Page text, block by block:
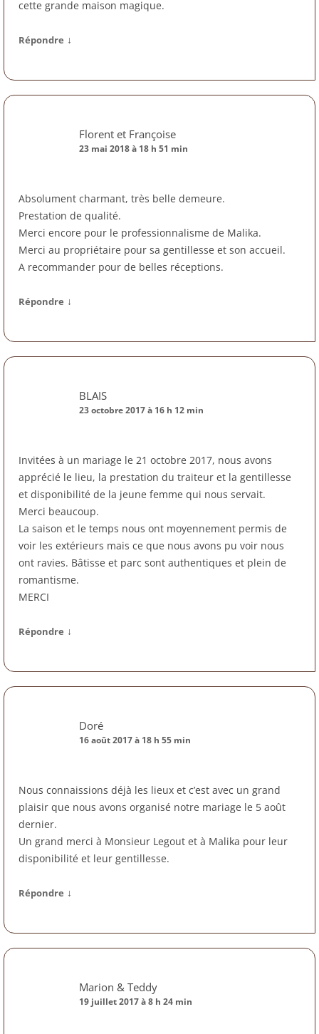
cette grande maison magique.
Répondre ↓
Florent et Françoise
23 mai 2018 à 18 h 51 min
Absolument charmant, très belle demeure.
Prestation de qualité.
Merci encore pour le professionnalisme de Malika.
Merci au propriétaire pour sa gentillesse et son accueil.
A recommander pour de belles réceptions.
Répondre ↓
BLAIS
23 octobre 2017 à 16 h 12 min
Invitées à un mariage le 21 octobre 2017, nous avons
apprécié le lieu, la prestation du traiteur et la gentillesse
et disponibilité de la jeune femme qui nous servait.
Merci beaucoup.
La saison et le temps nous ont moyennement permis de
voir les extérieurs mais ce que nous avons pu voir nous
ont ravies. Bâtisse et parc sont authentiques et plein de
romantisme.
MERCI
Répondre ↓
Doré
16 août 2017 à 18 h 55 min
Nous connaissions déjà les lieux et c’est avec un grand
plaisir que nous avons organisé notre mariage le 5 août
dernier.
Un grand merci à Monsieur Legout et à Malika pour leur
disponibilité et leur gentillesse.
Répondre ↓
Marion & Teddy
19 juillet 2017 à 8 h 24 min